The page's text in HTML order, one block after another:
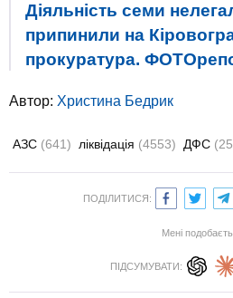
Діяльність семи
припинили на
прокуратура.
Автор: Христина Бедрик
АЗС (641) ліквідація (4553) ДФС
ПОДІЛИТИСЯ:
Мені
ПІДСУМУВАТИ: